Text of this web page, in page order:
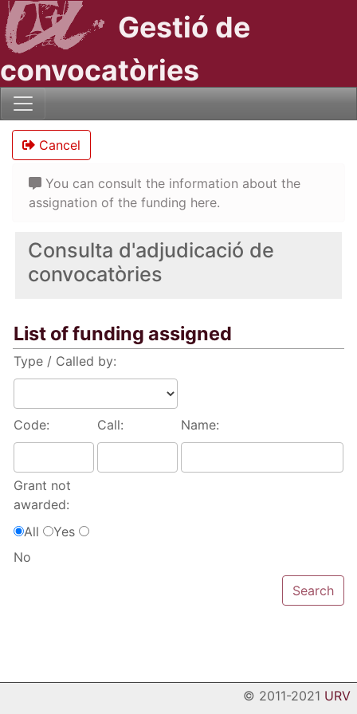
Gestió de
convocatòries
Consulta d'adjudicació de
convocatòries
List of funding assigned
Type / Called by:
Code: Call: Name:
Grant not
awarded:
All
Yes
No
Cancel
You can consult the information about the
assignation of the funding here.
© 2011-2021 URV